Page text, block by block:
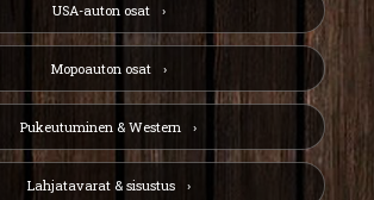
USA-auton osat
Mopoauton osat
Pukeutuminen & Western
Lahjatavarat & sisustus